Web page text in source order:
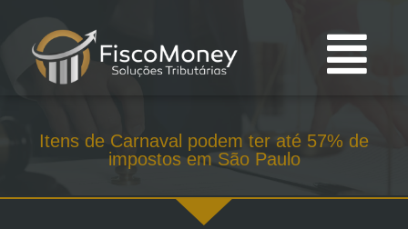
Itens de Carnaval podem ter até 57% de
impostos em São Paulo